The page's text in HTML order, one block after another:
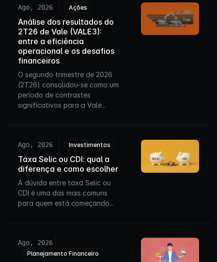
Ago, 2026 Ações
Análise dos resultados do
2T26 de Vale (VALE3):
entre a eficiência
operacional e os desafios
financeiros
O segundo trimestre de 2026
(2T26) consolidou-se como um
período de contrastes
significativos para a Vale...
Ago, 2026 Investimentos
Taxa Selic ou CDI: qual a
diferença e como escolher
A dúvida entre taxa Selic ou
CDI é uma das mais comuns
para quem está começando...
Ago, 2026
Planejamento Financeiro